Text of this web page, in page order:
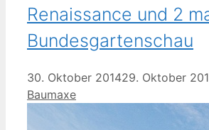
Renaissance und 2
Bundesgartenschau
30. Oktober 201429. Oktober
Baumaxe